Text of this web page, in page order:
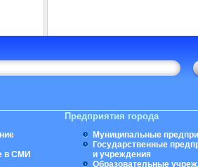
в СМИ
Предприятия города
Муниципальные
Государственные
и учреждения
Образовательные